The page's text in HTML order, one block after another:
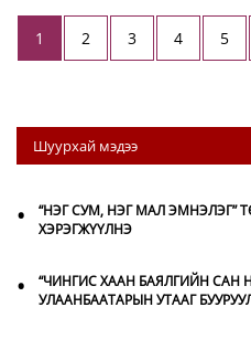
1 2 3 4 5
Шуурхай мэдээ
•
“НЭГ СУМ, НЭГ МАЛ ЭМНЭЛЭГ”
ХЭРЭГЖҮҮЛНЭ
•
“ЧИНГИС ХААН БАЯЛГИЙН САН
УЛААНБААТАРЫН УТААГ